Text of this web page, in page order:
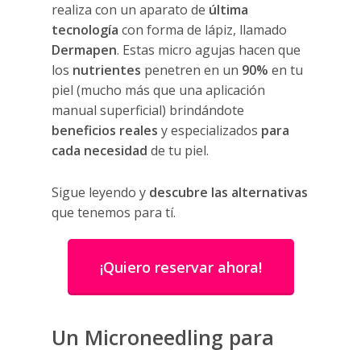
realiza con un aparato de última
tecnologíacon forma de lápiz, llamado
Dermapen. Estas micro agujas hacen que
los nutrientes penetren en un 90% en tu
piel (mucho más que una aplicación
manual superficial) brindándote
beneficios reales y especializados para
cada necesidad de tu piel.
Sigue leyendo y descubre las alternativas
que tenemos para tí.
¡Quiero reservar ahora!
Un Microneedling para